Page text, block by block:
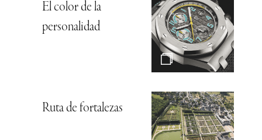
El color de la
personalidad
Ruta de fortalezas